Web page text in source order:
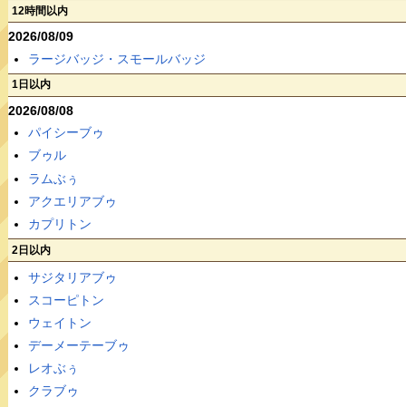
12時間以内
2026/08/09
ラージバッジ・スモールバッジ
1日以内
2026/08/08
パイシーブゥ
ブゥル
ラムぶぅ
アクエリアブゥ
カプリトン
2日以内
サジタリアブゥ
スコーピトン
ウェイトン
デーメーテーブゥ
レオぶぅ
クラブゥ